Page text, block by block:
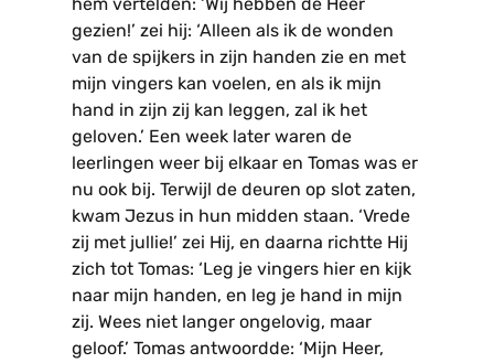
hem vertelden: ‘Wij hebben de Heer
gezien!’ zei hij: ‘Alleen als ik de wonden
van de spijkers in zijn handen zie en met
mijn vingers kan voelen, en als ik mijn
hand in zijn zij kan leggen, zal ik het
geloven.’ Een week later waren de
leerlingen weer bij elkaar en Tomas was er
nu ook bij. Terwijl de deuren op slot zaten,
kwam Jezus in hun midden staan. ‘Vrede
zij met jullie!’ zei Hij, en daarna richtte Hij
zich tot Tomas: ‘Leg je vingers hier en kijk
naar mijn handen, en leg je hand in mijn
zij. Wees niet langer ongelovig, maar
geloof.’ Tomas antwoordde: ‘Mijn Heer,